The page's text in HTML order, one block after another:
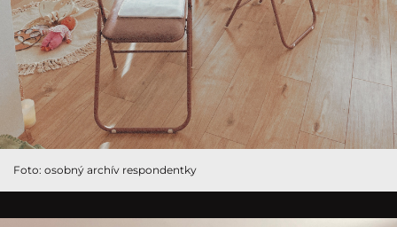
Foto: osobný archív respondentky